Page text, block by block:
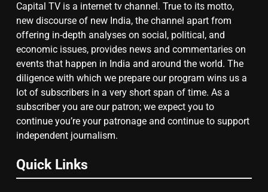
7
चुनाव से पहले लालू परिवार पर बड़ा झटका,
दिल्ली कोर्ट ने IRCTC घोटाले में आरोप
तय किए
8
सुप्रीम कोर्ट ने राहुल गांधी के ‘वोट चोरी’
के आरोप खारिज किए, शेखपुरा में पीएम की
मां को गाली पर कोर्ट का समन जारी
Capital TV is a internet tv channel. True to its motto,
new discourse of new India, the channel apart from
offering in-depth analyses on social, political, and
economic issues, provides news and commentaries on
events that happen in India and around the world. The
diligence with which we prepare our program wins us a
lot of subscribers in a very short span of time. As a
subscriber you are our patron; we expect you to
continue you’re your patronage and continue to support
independent journalism.
Quick Links